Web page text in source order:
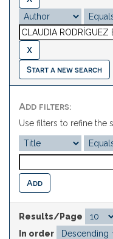
Start a new search
Add filters:
Use filters to refine the
Results/Page
In order